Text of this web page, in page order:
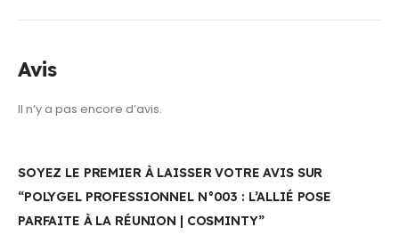
Avis
Il n’y a pas encore d’avis.
SOYEZ LE PREMIER À LAISSER VOTRE AVIS SUR
“POLYGEL PROFESSIONNEL N°003 : L’ALLIÉ POSE
PARFAITE À LA RÉUNION | COSMINTY”